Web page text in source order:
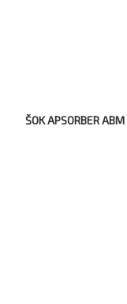
ŠOK APSORBER